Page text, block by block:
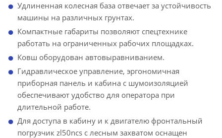
Удлиненная колесная база отвечает за устойчивость
машины на различных грунтах.
Компактные габариты позволяют спецтехнике
работать на ограниченных рабочих площадках.
Ковш оборудован автовыравниванием.
Гидравлическое управление, эргономичная
приборная панель и кабина с шумоизоляцией
обеспечивают удобство для оператора при
длительной работе.
Для доступа в кабину и к двигателю фронтальный
погрузчик zl50ncs с лесным захватом оснащен